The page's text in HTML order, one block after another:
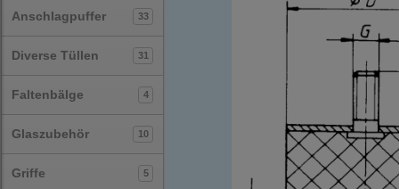
Anschlagpuffer 33
Diverse Tüllen 31
Faltenbälge 4
Glaszubehör 10
Griffe 5